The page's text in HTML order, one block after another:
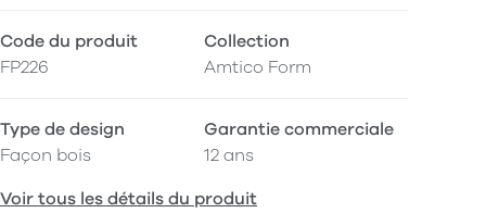
Code du produit
FP226
Collection
Amtico Form
Type de design
Façon bois
Garantie commerciale
12 ans
Voir tous les détails du produit